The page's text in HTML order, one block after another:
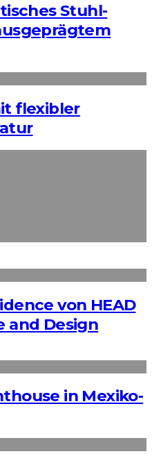
Stuhl-
flexibler
von HEAD
and Design
in Mexiko-